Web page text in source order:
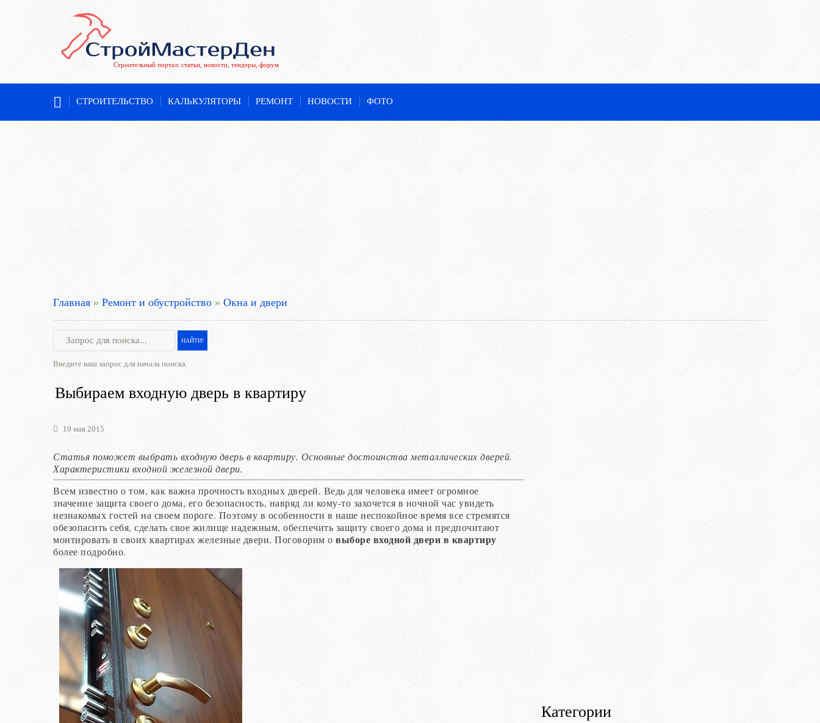
Строительный портал: статьи, новости, тендеры, форум
СТРОИТЕЛЬСТВО КАЛЬКУЛЯТОРЫ РЕМОНТ НОВОСТИ ФОТО
Главная » Ремонт и обустройство » Окна и двери
Введите ваш запрос для начала поиска.
Выбираем входную дверь в квартиру
19 мая 2015
Статья поможет выбрать входную дверь в квартиру. Основные достоинства металлических дверей.
Характеристики входной железной двери.
Всем известно о том, как важна прочность входных дверей. Ведь для человека имеет огромное
значение защита своего дома, его безопасность, навряд ли кому-то захочется в ночной час увидеть
незнакомых гостей на своем пороге. Поэтому в особенности в наше неспокойное время все стремятся
обезопасить себя, сделать свое жилище надежным, обеспечить защиту своего дома и предпочитают
монтировать в своих квартирах железные двери. Поговорим о выборе входной двери в квартиру
более подробно.
Категории